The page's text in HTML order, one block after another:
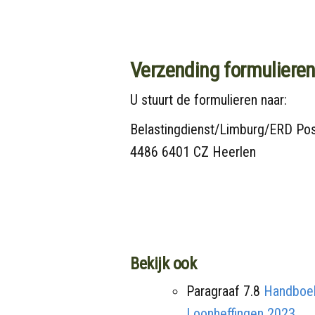
Verzending formulieren
U stuurt de formulieren naar:
Belastingdienst/Limburg/ERD
4486 6401 CZ Heerlen
Bekijk ook
Paragraaf 7.8